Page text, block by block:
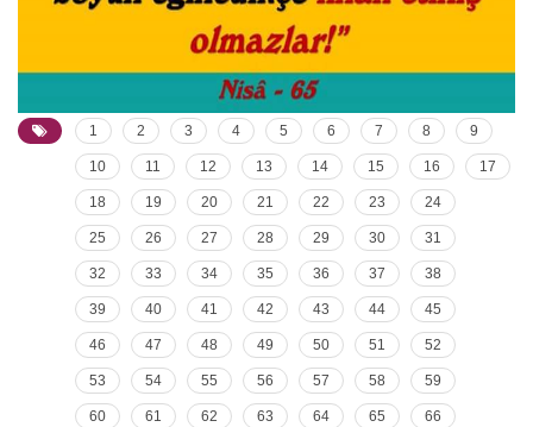
1 2 3 4 5 6 7 8 9
10 11 12 13 14 15 16 17
18 19 20 21 22 23 24
25 26 27 28 29 30 31
32 33 34 35 36 37 38
39 40 41 42 43 44 45
46 47 48 49 50 51 52
53 54 55 56 57 58 59
60 61 62 63 64 65 66